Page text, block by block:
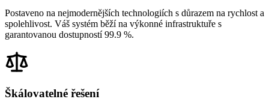
Postaveno na nejmodernějších technologiích s důrazem na rychlost a
spolehlivost. Váš systém běží na výkonné infrastruktuře s
garantovanou dostupností 99.9 %.
Škálovatelné řešení